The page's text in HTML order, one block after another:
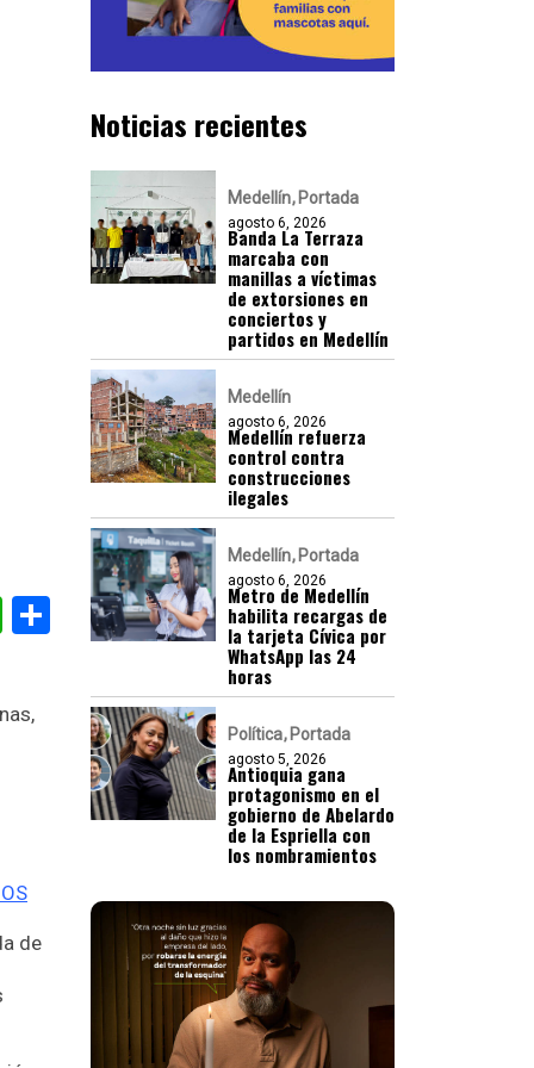
WhatsApp
Compartir
de
Noticias recientes
Medellín Portada
agosto 6, 2026
Banda La Terraza
marcaba con
manillas a víctimas
de extorsiones en
conciertos y
partidos en Medellín
Medellín
agosto 6, 2026
Medellín refuerza
control contra
construcciones
ilegales
Medellín Portada
agosto 6, 2026
Metro de Medellín
habilita recargas de
la tarjeta Cívica por
WhatsApp las 24
horas
Política Portada
agosto 5, 2026
Antioquia gana
protagonismo en el
gobierno de Abelardo
de la Espriella con
los nombramientos